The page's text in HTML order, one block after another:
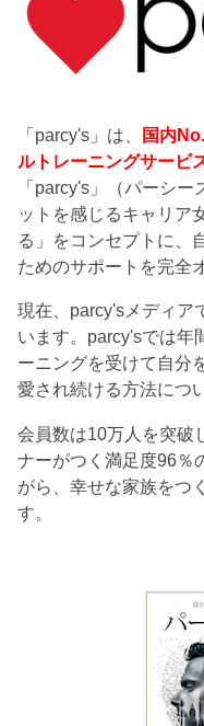
「parcy's」は、
国内
ルトレーニングサービ
「parcy's」（パーシ
ットを感じるキャリア
る」をコンセプトに、
ためのサポートを完全
現在、parcy'sメディア
います。parcy'sでは年
ーニングを受けて自分
愛され続ける方法につ
会員数は10万人を突破
ナーがつく満足度96％
がら、幸せな家族をつ
す。